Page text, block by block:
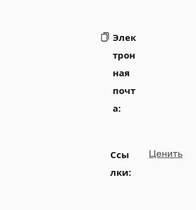
Элек
трон
ная
почт
а:
Ссы
лки:
Ценить